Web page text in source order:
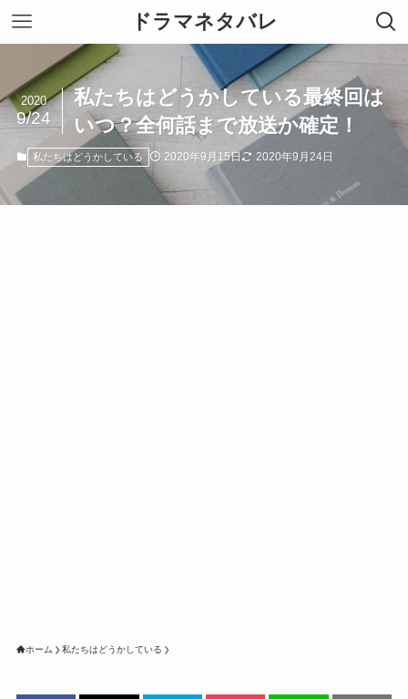
ドラマネタバレ
私たちはどうかしている最終回は
いつ？全何話まで放送か確定！
2020
9/24
私たちはどうかしている 2020年9月15日 2020年9月24日
ホーム 私たちはどうかしている